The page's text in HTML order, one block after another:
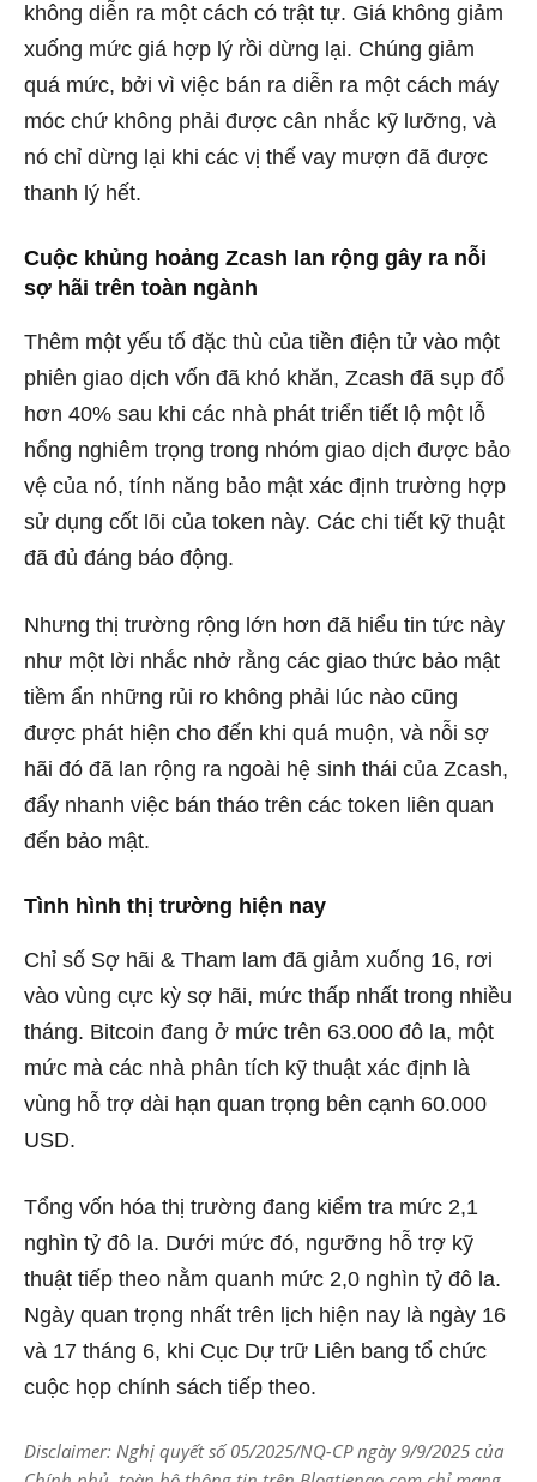
không diễn ra một cách có trật tự. Giá không giảm
xuống mức giá hợp lý rồi dừng lại. Chúng giảm
quá mức, bởi vì việc bán ra diễn ra một cách máy
móc chứ không phải được cân nhắc kỹ lưỡng, và
nó chỉ dừng lại khi các vị thế vay mượn đã được
thanh lý hết.
Cuộc khủng hoảng Zcash lan rộng gây ra nỗi
sợ hãi trên toàn ngành
Thêm một yếu tố đặc thù của tiền điện tử vào một
phiên giao dịch vốn đã khó khăn, Zcash đã sụp đổ
hơn 40% sau khi các nhà phát triển tiết lộ một lỗ
hổng nghiêm trọng trong nhóm giao dịch được bảo
vệ của nó, tính năng bảo mật xác định trường hợp
sử dụng cốt lõi của token này. Các chi tiết kỹ thuật
đã đủ đáng báo động.
Nhưng thị trường rộng lớn hơn đã hiểu tin tức này
như một lời nhắc nhở rằng các giao thức bảo mật
tiềm ẩn những rủi ro không phải lúc nào cũng
được phát hiện cho đến khi quá muộn, và nỗi sợ
hãi đó đã lan rộng ra ngoài hệ sinh thái của Zcash,
đẩy nhanh việc bán tháo trên các token liên quan
đến bảo mật.
Tình hình thị trường hiện nay
Chỉ số Sợ hãi & Tham lam đã giảm xuống 16, rơi
vào vùng cực kỳ sợ hãi, mức thấp nhất trong nhiều
tháng. Bitcoin đang ở mức trên 63.000 đô la, một
mức mà các nhà phân tích kỹ thuật xác định là
vùng hỗ trợ dài hạn quan trọng bên cạnh 60.000
USD.
Tổng vốn hóa thị trường đang kiểm tra mức 2,1
nghìn tỷ đô la. Dưới mức đó, ngưỡng hỗ trợ kỹ
thuật tiếp theo nằm quanh mức 2,0 nghìn tỷ đô la.
Ngày quan trọng nhất trên lịch hiện nay là ngày 16
và 17 tháng 6, khi Cục Dự trữ Liên bang tổ chức
cuộc họp chính sách tiếp theo.
Disclaimer: Nghị quyết số 05/2025/NQ-CP ngày 9/9/2025 của